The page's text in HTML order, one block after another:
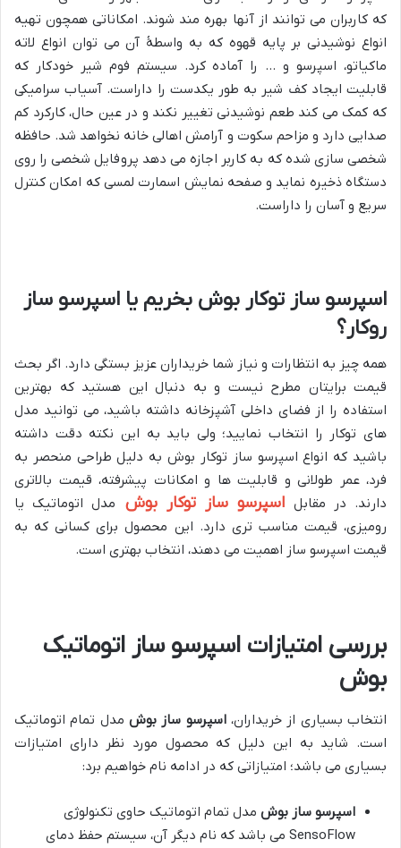
که کاربران می توانند از آنها بهره مند شوند. امکاناتی همچون تهیه
انواع نوشیدنی بر پایه قهوه که به واسطۀ آن می توان انواع لاته
ماکیاتو، اسپرسو و … را آماده کرد. سیستم فوم شیر خودکار که
قابلیت ایجاد کف شیر به طور یکدست را داراست. آسیاب سرامیکی
که کمک می کند طعم نوشیدنی تغییر نکند و در عین حال، کارکرد کم
صدایی دارد و مزاحم سکوت و آرامش اهالی خانه نخواهد شد. حافظه
شخصی سازی شده که به کاربر اجازه می دهد پروفایل شخصی را روی
دستگاه ذخیره نماید و صفحه نمایش اسمارت لمسی که امکان کنترل
سریع و آسان را داراست.
اسپرسو ساز توکار بوش بخریم یا اسپرسو ساز
روکار؟
همه چیز به انتظارات و نیاز شما خریداران عزیز بستگی دارد. اگر بحث
قیمت برایتان مطرح نیست و به دنبال این هستید که بهترین
استفاده را از فضای داخلی آشپزخانه داشته باشید، می توانید مدل
های توکار را انتخاب نمایید؛ ولی باید به این نکته دقت داشته
باشید که انواع اسپرسو ساز توکار بوش به دلیل طراحی منحصر به
فرد، عمر طولانی و قابلیت ها و امکانات پیشرفته، قیمت بالاتری
دارند. در مقابل اسپرسو ساز توکار بوش مدل اتوماتیک یا
رومیزی، قیمت مناسب تری دارد. این محصول برای کسانی که به
قیمت اسپرسو ساز اهمیت می دهند، انتخاب بهتری است.
بررسی امتیازات اسپرسو ساز اتوماتیک
بوش
انتخاب بسیاری از خریداران،اسپرسو ساز بوش مدل تمام اتوماتیک
است. شاید به این دلیل که محصول مورد نظر دارای امتیازات
بسیاری می باشد؛ امتیازاتی که در ادامه نام خواهیم برد:
اسپرسو ساز بوش مدل تمام اتوماتیک حاوی تکنولوژی
SensoFlow می باشد که نام دیگر آن، سیستم حفظ دمای